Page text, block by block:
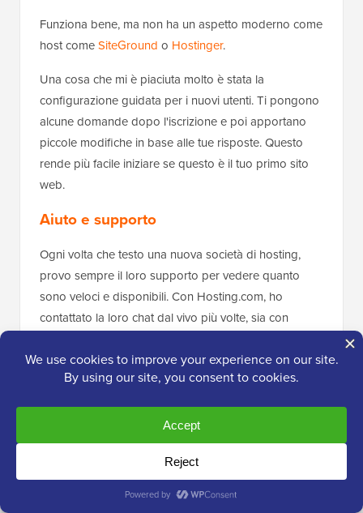
Funziona bene, ma non ha un aspetto moderno come
host comeSiteGround o Hostinger.
Una cosa che mi è piaciuta molto è stata la
configurazione guidata per i nuovi utenti. Ti pongono
alcune domande dopo l'iscrizione e poi apportano
piccole modifiche in base alle tue risposte. Questo
rende più facile iniziare se questo è il tuo primo sito
web.
Aiuto e supporto
Ogni volta che testo una nuova società di hosting,
provo sempre il loro supporto per vedere quanto
sono veloci e disponibili. Con Hosting.com, ho
contattato la loro chat dal vivo più volte, sia con
La buona notizia è che sono disponibili 24 ore su 24,